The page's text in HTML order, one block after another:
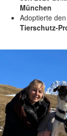
München
Adoptierte
Tierschutz-